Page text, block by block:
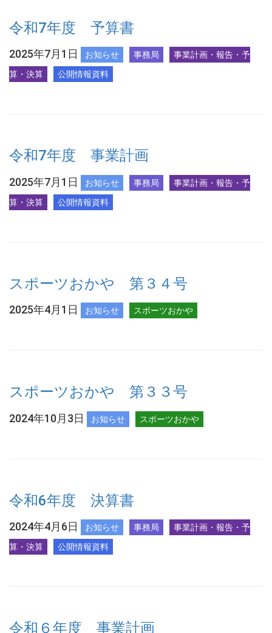
令和7年度 予算書
2025年7月1日 お知らせ 事務局
事業計画・報告・予
算・決算
公開情報資料
令和7年度 事業計画
2025年7月1日 お知らせ 事務局
事業計画・報告・予
算・決算
公開情報資料
スポーツおかや 第３４号
2025年4月1日 お知らせ スポーツおかや
スポーツおかや 第３３号
2024年10月3日 お知らせ スポーツおかや
令和6年度 決算書
2024年4月6日 お知らせ 事務局
事業計画・報告・予
算・決算
公開情報資料
令和６年度 事業計画